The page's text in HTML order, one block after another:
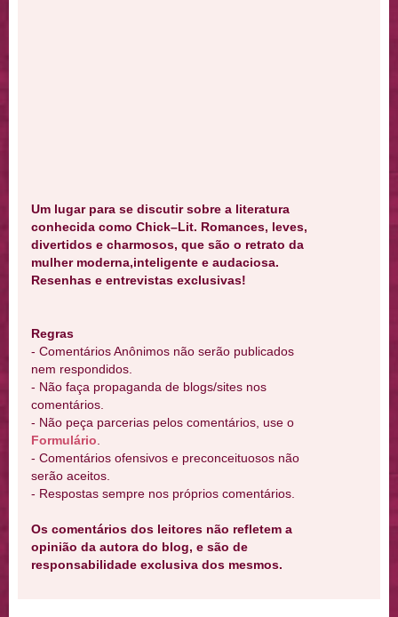
Um lugar para se discutir sobre a literatura
conhecida como Chick–Lit. Romances, leves,
divertidos e charmosos, que são o retrato da
mulher moderna,inteligente e audaciosa.
Resenhas e entrevistas exclusivas!
Regras
- Comentários Anônimos não serão publicados
nem respondidos.
- Não faça propaganda de blogs/sites nos
comentários.
- Não peça parcerias pelos comentários, use o
Formulário
- Comentários ofensivos e preconceituosos não
serão aceitos.
- Respostas sempre nos próprios comentários.
Os comentários dos leitores não refletem a
opinião da autora do blog, e são de
responsabilidade exclusiva dos mesmos.